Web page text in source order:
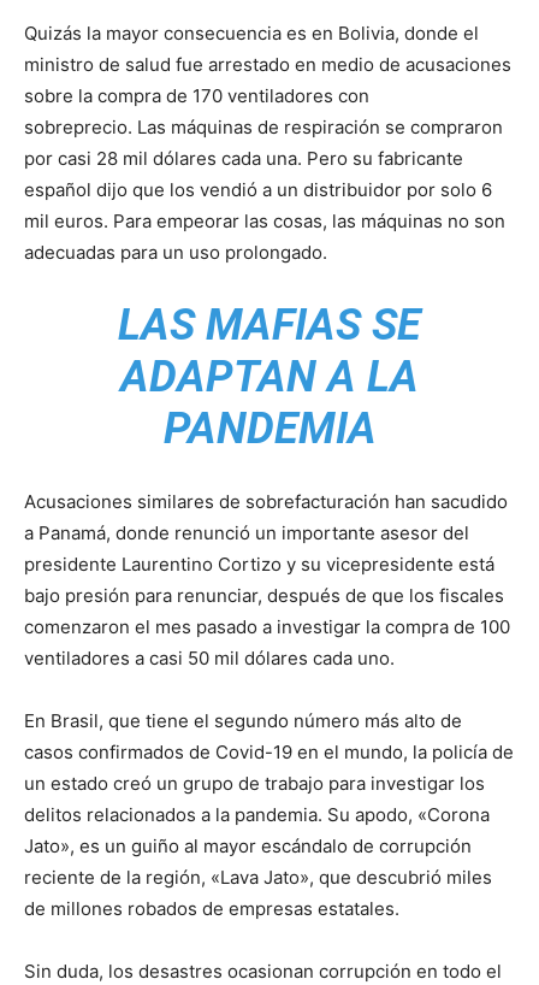
Quizás la mayor consecuencia es en Bolivia, donde el
ministro de salud fue arrestado en medio de acusaciones
sobre la compra de 170 ventiladores con
sobreprecio. Las máquinas de respiración se compraron
por casi 28 mil dólares cada una. Pero su fabricante
español dijo que los vendió a un distribuidor por solo 6
mil euros. Para empeorar las cosas, las máquinas no son
adecuadas para un uso prolongado.
LAS MAFIAS SE
ADAPTAN A LA
PANDEMIA
Acusaciones similares de sobrefacturación han sacudido
a Panamá, donde renunció un importante asesor del
presidente Laurentino Cortizo y su vicepresidente está
bajo presión para renunciar, después de que los fiscales
comenzaron el mes pasado a investigar la compra de 100
ventiladores a casi 50 mil dólares cada uno.
En Brasil, que tiene el segundo número más alto de
casos confirmados de Covid-19 en el mundo, la policía de
un estado creó un grupo de trabajo para investigar los
delitos relacionados a la pandemia. Su apodo, «Corona
Jato», es un guiño al mayor escándalo de corrupción
reciente de la región, «Lava Jato», que descubrió miles
de millones robados de empresas estatales.
Sin duda, los desastres ocasionan corrupción en todo el